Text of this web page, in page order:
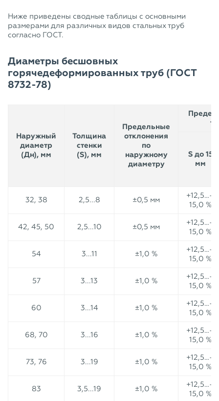
Ниже приведены сводные таблицы с основными
размерами для различных видов стальных труб
согласно ГОСТ.
Диаметры бесшовных
горячедеформированных труб (ГОСТ
8732-78)
Наружный
диаметр
(Дн), мм
Толщина
стенки
(S), мм
Предельные
отклонения
по
наружному
диаметру
S до 15
мм
32, 38 2,5...8 ±0,5 мм
+12,5…–
15,0 %
42, 45, 50 2,5...10 ±0,5 мм
+12,5…–
15,0 %
54 3...11 ±1,0 %
+12,5…–
15,0 %
57 3...13 ±1,0 %
+12,5…–
15,0 %
60 3...14 ±1,0 %
+12,5…–
15,0 %
68, 70 3...16 ±1,0 %
+12,5…–
15,0 %
73, 76 3...19 ±1,0 %
+12,5…–
15,0 %
83 3,5...19 ±1,0 %
+12,5…–
15,0 %